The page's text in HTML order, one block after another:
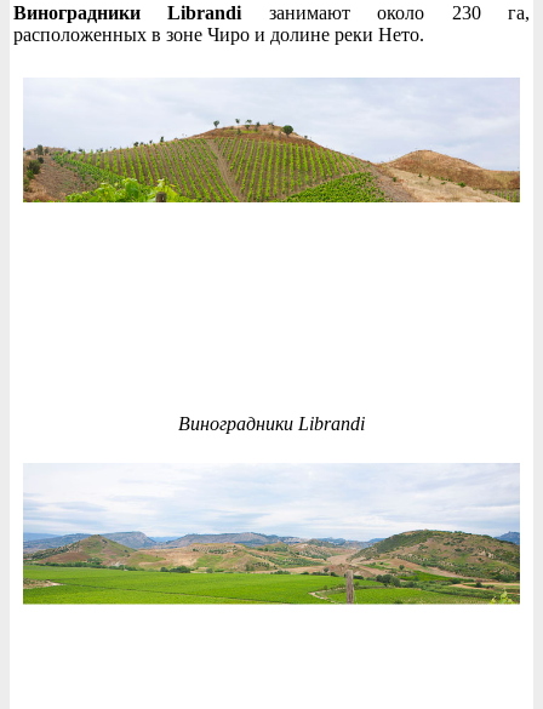
Виноградники Librandi занимают около 230 га,
расположенных в зоне Чиро и долине реки Нето.
Виноградники Librandi